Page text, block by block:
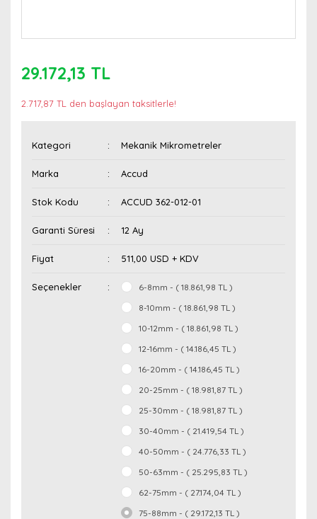
29.172,13 TL
2.717,87 TL den başlayan taksitlerle!
Kategori Mekanik Mikrometreler
Marka Accud
Stok Kodu ACCUD 362-012-01
Garanti Süresi 12 Ay
Fiyat 511,00 USD + KDV
Seçenekler
6-8mm - ( 18.861,98 TL )
8-10mm - ( 18.861,98 TL )
10-12mm - ( 18.861,98 TL )
12-16mm - ( 14.186,45 TL )
16-20mm - ( 14.186,45 TL )
20-25mm - ( 18.981,87 TL )
25-30mm - ( 18.981,87 TL )
30-40mm - ( 21.419,54 TL )
40-50mm - ( 24.776,33 TL )
50-63mm - ( 25.295,83 TL )
62-75mm - ( 27.174,04 TL )
75-88mm - ( 29.172,13 TL )